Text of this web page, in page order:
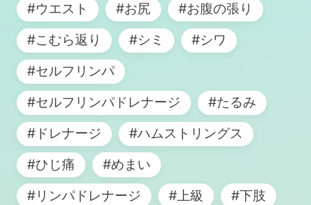
#ウエスト
#お尻
#お腹の張り
#こむら返り
#シミ
#シワ
#セルフリンパ
#セルフリンパドレナージ
#たるみ
#ドレナージ
#ハムストリングス
#ひじ痛
#めまい
#リンパドレナージ
#上級
#下肢